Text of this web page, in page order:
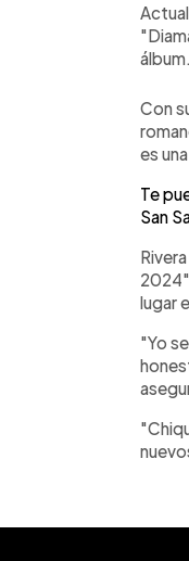
álbum.
Con
es
Te
San
lugar
"Yo